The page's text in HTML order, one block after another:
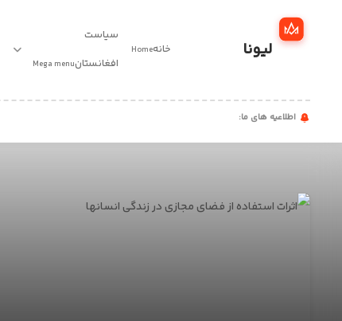
لیونا خانهHome
سیاست
افغانستانMega menu
سیاست
نخبگان
اطلاعیه های ما: